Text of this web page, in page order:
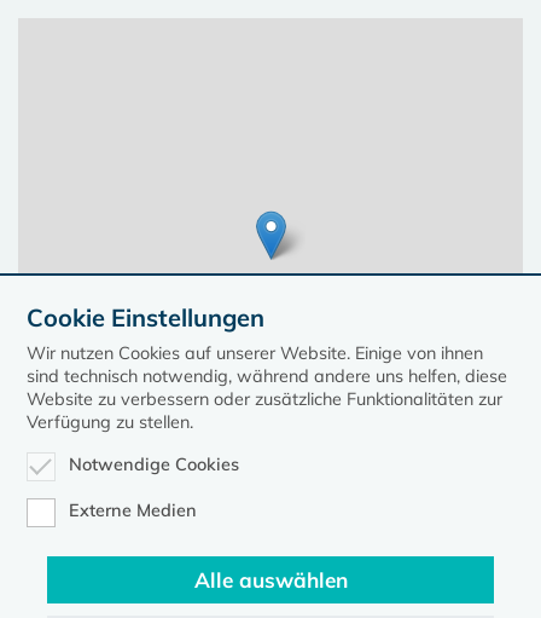
Diese Seite gehört zum Portalkirche-mv.de
Cookie Einstellungen
Wir nutzen Cookies auf unserer Website. Einige von ihnen
sind technisch notwendig, während andere uns helfen, diese
Website zu verbessern oder zusätzliche Funktionalitäten zur
Verfügung zu stellen.
Notwendige Cookies
Externe Medien
Alle auswählen